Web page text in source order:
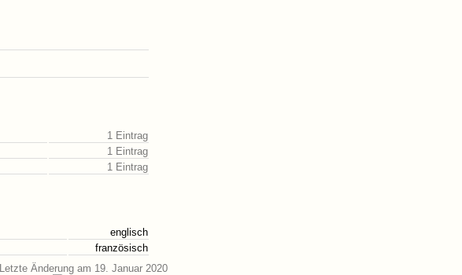
1 Eintrag
1 Eintrag
1 Eintrag
englisch
französisch
Letzte Änderung am 19. Januar 2020